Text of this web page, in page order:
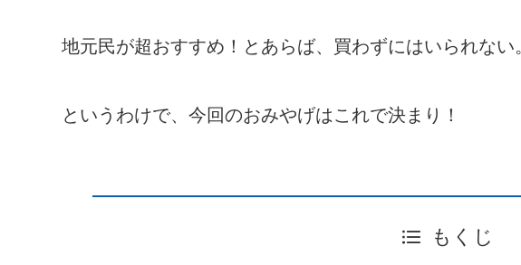
地元民が超おすすめ！とあらば、買わずにはいられない。
というわけで、今回のおみやげはこれで決まり！
もくじ